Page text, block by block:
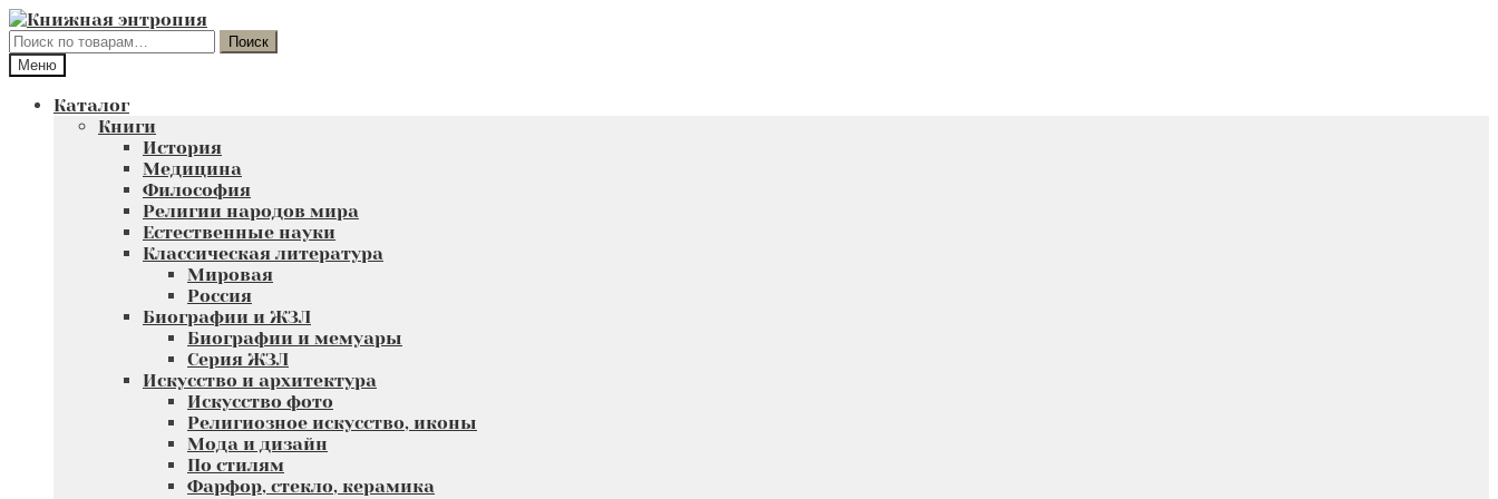
Перейти
к
навигации
Перейти
к
содержимому
Искать:
Поиск
Меню
Каталог
Книги
История
Медицина
Философия
Религии народов мира
Естественные науки
Классическая литература
Мировая
Россия
Биографии и ЖЗЛ
Биографии и мемуары
Серия ЖЗЛ
Искусство и архитектура
Искусство фото
Религиозное искусство, иконы
Мода и дизайн
По стилям
Фарфор, стекло, керамика